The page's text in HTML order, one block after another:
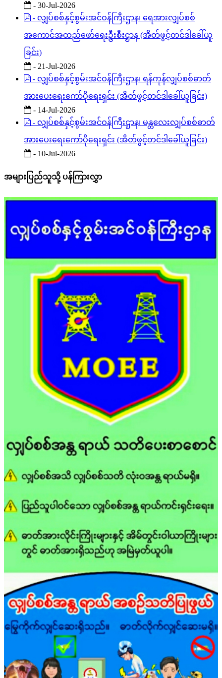
- 30-Jul-2026
- လျှပ်စစ်နှင့်စွမ်းအင်ဝန်ကြီးဌာန၊ ရေအားလျှပ်စစ်
အကောင်အထည်ဖော်ရေးဦးစီးဌာန (အိတ်ဖွင့်တင်ဒါခေါ်ယူ
ခြင်း)
- 21-Jul-2026
- လျှပ်စစ်နှင့်စွမ်းအင်ဝန်ကြီးဌာန၊ ရန်ကုန်လျှပ်စစ်ဓာတ်
အားပေးရေးကော်ပိုရေးရှင်း (အိတ်ဖွင့်တင်ဒါခေါ်ယူခြင်း)
- 14-Jul-2026
- လျှပ်စစ်နှင့်စွမ်းအင်ဝန်ကြီးဌာန၊ မန္တလေးလျှပ်စစ်ဓာတ်
အားပေးရေးကော်ပိုရေးရှင်း (အိတ်ဖွင့်တင်ဒါခေါ်ယူခြင်း)
- 10-Jul-2026
အများပြည်သူသို့ ပန်ကြားလွှာ